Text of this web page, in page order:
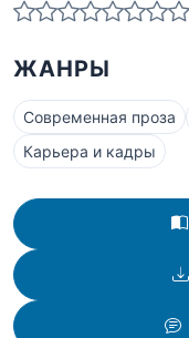
ЖАНРЫ
Современная проза
Карьера и кадры